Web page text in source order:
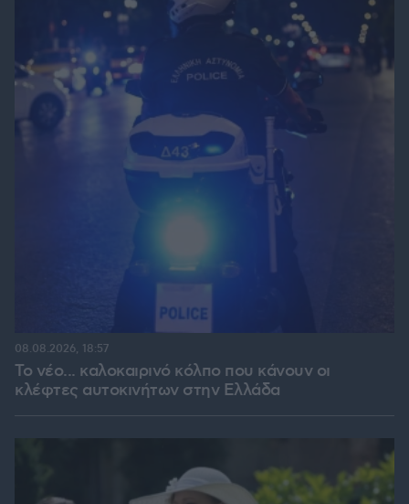
Το νέο... καλοκαιρινό κόλπο που κάνουν οι
κλέφτες αυτοκινήτων στην Ελλάδα
08.08.2026, 18:57